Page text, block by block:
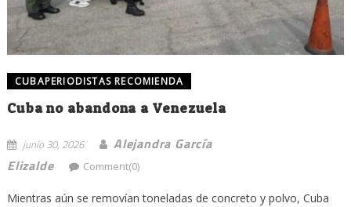
CUBAPERIODISTAS RECOMIENDA
Cuba no abandona a Venezuela
junio 30, 2026
Alejandra García
Elizalde
Comment(0)
Mientras aún se removían toneladas de concreto y polvo, Cuba